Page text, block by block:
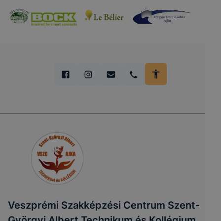
Veszprémi Szakképzési Centrum Szent-